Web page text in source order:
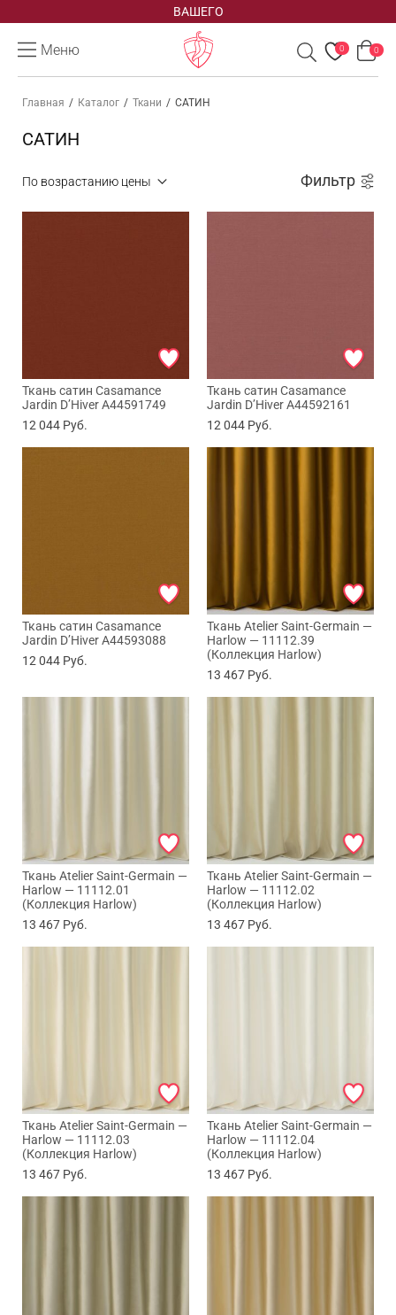
заказа
Меню 0 0
Главная / Каталог / Ткани / САТИН
САТИН
Фильтр
Ткань сатин Casamance
Jardin D’Hiver A44591749
12 044 Руб.
Ткань сатин Casamance
Jardin D’Hiver A44592161
12 044 Руб.
Ткань сатин Casamance
Jardin D’Hiver A44593088
12 044 Руб.
Ткань Atelier Saint-Germain —
Harlow — 11112.39
(Коллекция Harlow)
13 467 Руб.
Ткань Atelier Saint-Germain —
Harlow — 11112.01
(Коллекция Harlow)
13 467 Руб.
Ткань Atelier Saint-Germain —
Harlow — 11112.02
(Коллекция Harlow)
13 467 Руб.
Ткань Atelier Saint-Germain —
Harlow — 11112.03
(Коллекция Harlow)
13 467 Руб.
Ткань Atelier Saint-Germain —
Harlow — 11112.04
(Коллекция Harlow)
13 467 Руб.